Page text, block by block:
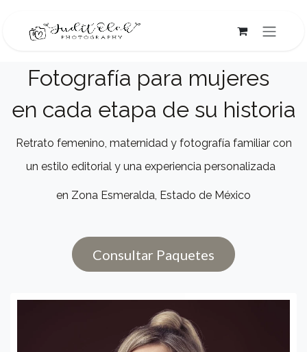
Fotografía para mujeres
en cada etapa de su historia
Retrato femenino, maternidad y fotografía familiar con
un estilo editorial y una experiencia personalizada
en Zona Esmeralda, Estado de México
Consultar Paquetes